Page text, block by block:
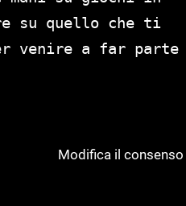
su quello che ti
venire a far parte
Modifica il consenso